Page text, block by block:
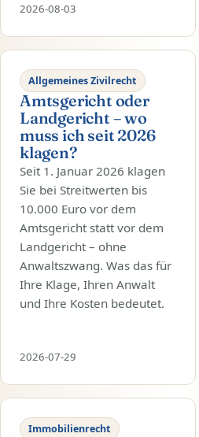
2026-08-03
Allgemeines Zivilrecht
Amtsgericht oder
Landgericht – wo
muss ich seit 2026
klagen?
Seit 1. Januar 2026 klagen
Sie bei Streitwerten bis
10.000 Euro vor dem
Amtsgericht statt vor dem
Landgericht – ohne
Anwaltszwang. Was das für
Ihre Klage, Ihren Anwalt
und Ihre Kosten bedeutet.
2026-07-29
Immobilienrecht